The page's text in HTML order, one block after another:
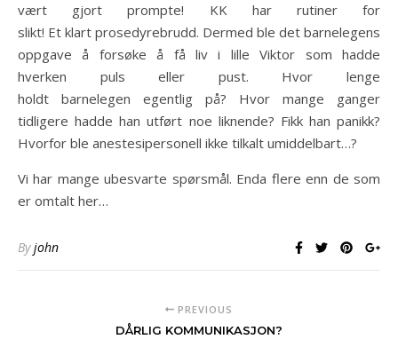
vært gjort prompte! KK har rutiner for
slikt! Et klart prosedyrebrudd. Dermed ble det barnelegens
oppgave å forsøke å få liv i lille Viktor som hadde
hverken puls eller pust. Hvor lenge
holdt barnelegen egentlig på? Hvor mange ganger
tidligere hadde han utført noe liknende? Fikk han panikk?
Hvorfor ble anestesipersonell ikke tilkalt umiddelbart…?
Vi har mange ubesvarte spørsmål. Enda flere enn de som
er omtalt her…
Byjohn
PREVIOUS
DÅRLIG KOMMUNIKASJON?